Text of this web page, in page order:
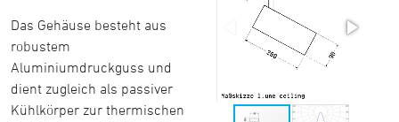
Das Gehäuse besteht aus
robustem
Aluminiumdruckguss und
dient zugleich als passiver
Kühlkörper zur thermischen